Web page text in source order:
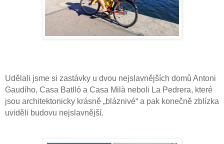
Udělali jsme si zastávky u dvou nejslavnějších domů Antoni
Gaudího, Casa Batlló a Casa Milà neboli La Pedrera, které
jsou architektonicky krásně „bláznivé“ a pak konečně zblízka
uviděli budovu nejslavnější.